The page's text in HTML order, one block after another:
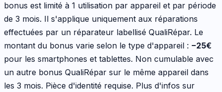
bonus est limité à 1 utilisation par appareil et par période
de 3 mois. Il s'applique uniquement aux réparations
effectuées par un réparateur labellisé QualiRépar. Le
montant du bonus varie selon le type d'appareil : −25€
pour les smartphones et tablettes. Non cumulable avec
un autre bonus QualiRépar sur le même appareil dans
les 3 mois. Pièce d'identité requise. Plus d'infos sur